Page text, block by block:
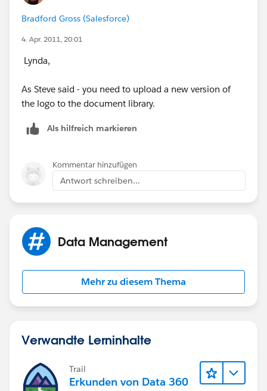
Bradford Gross (Salesforce)
4. Apr. 2011, 20:01
Lynda,
As Steve said - you need to upload a new version of
the logo to the document library.
Als hilfreich markieren
Kommentar hinzufügen
Antwort schreiben...
Data Management
Mehr zu diesem Thema
Verwandte Lerninhalte
Trail
Erkunden von Data 360